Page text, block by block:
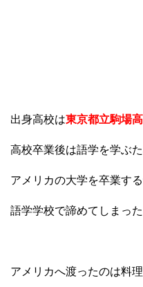
出身高校は東京都立駒場
高校卒業後は語学を学ぶ
アメリカの大学を卒業す
語学学校で諦めてしまった
アメリカへ渡ったのは料